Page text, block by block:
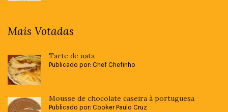
Mais Votadas
Tarte de nata
Publicado por: Chef Chefinho
Mousse de chocolate caseira à portuguesa
Publicado por: Cooker Paulo Cruz